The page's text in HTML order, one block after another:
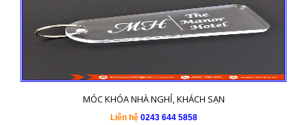
MÓC KHÓA NHÀ NGHỈ, KHÁCH SẠN
Liên hệ 0243 644 5858